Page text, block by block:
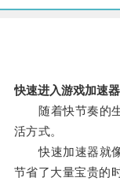
快速进入游戏加速器
随着快节奏的生
活方式。
快速加速器就像
节省了大量宝贵的